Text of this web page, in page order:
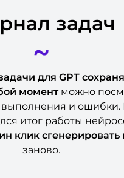
задач
~
для GPT
момент можно
выполнения и ошибки.
итог работы
клик сгенерировать
заново.